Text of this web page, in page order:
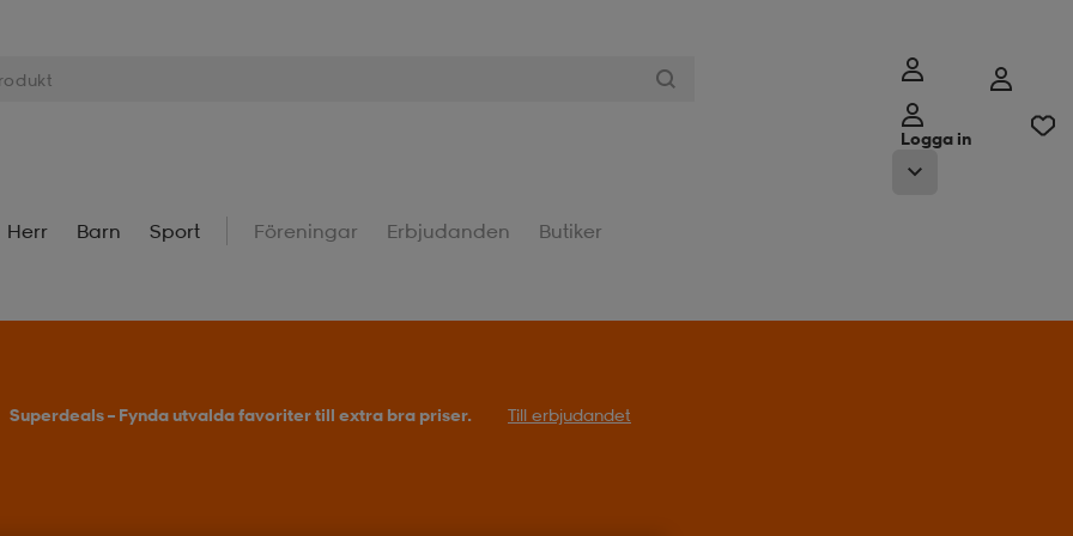
Logga in
Herr Barn Sport Föreningar Erbjudanden Butiker
Superdeals – Fynda utvalda favoriter till extra bra priser. Till erbjudandet